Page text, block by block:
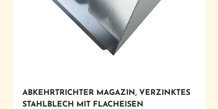
ABKEHRTRICHTER MAGAZIN, VERZINKTES
STAHLBLECH MIT FLACHEISEN